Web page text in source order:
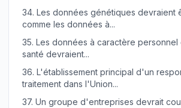
34. Les données génétiques devraient
comme les données à...
35. Les données à caractère personnel
santé devraient...
36. L'établissement principal d'un
traitement dans l'Union...
37. Un groupe d'entreprises devrait